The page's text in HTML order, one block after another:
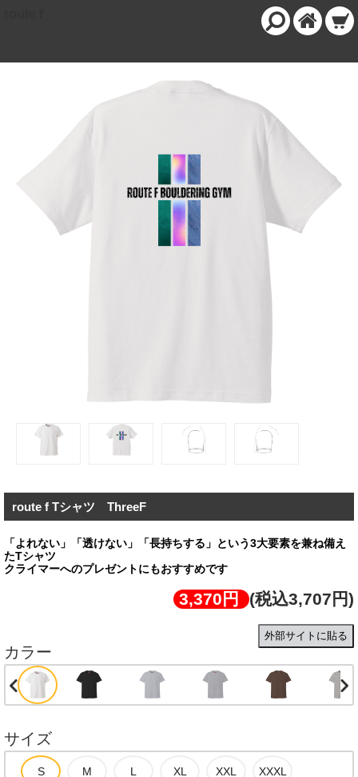
route f Tシャツ ThreeF
「よれない」「透けない」「長持ちする」という3大要素を兼ね備え
たTシャツ
クライマーへのプレゼントにもおすすめです
3,370円 (税込3,707円)
外部サイトに貼る
カラー
サイズ